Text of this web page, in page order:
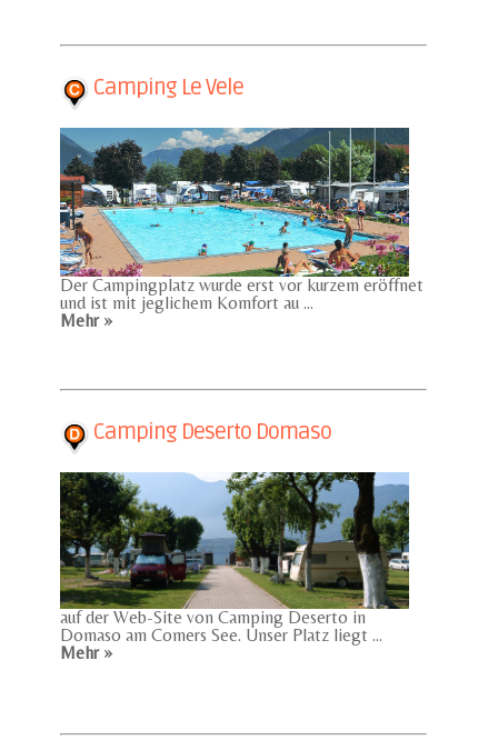
Camping Le Vele
Der Campingplatz wurde erst vor kurzem eröffnet
und ist mit jeglichem Komfort au ...
Mehr »
Camping Deserto Domaso
auf der Web-Site von Camping Deserto in
Domaso am Comers See. Unser Platz liegt ...
Mehr »